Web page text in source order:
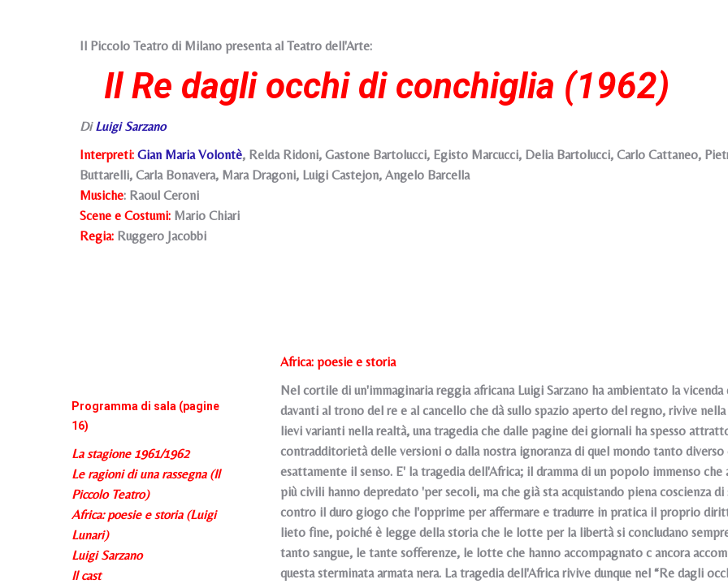
Il Piccolo Teatro di Milano presenta al Teatro dell'Arte:
Il Re dagli occhi di conchiglia (1962)
DiLuigi Sarzano
Interpreti: Gian Maria Volontè, Relda Ridoni, Gastone Bartolucci, Egisto Marcucci, Delia Bartolucci, Carlo Cattaneo,
Buttarelli, Carla Bonavera, Mara Dragoni, Luigi Castejon, Angelo Barcella
Musiche: Raoul Ceroni
Scene e Costumi: Mario Chiari
Regia: Ruggero Jacobbi
Programma di sala (pagine
16)
La stagione 1961/1962
Le ragioni di una rassegna (Il
Piccolo Teatro)
Africa: poesie e storia (Luigi
Lunari)
Luigi Sarzano
Il cast
Africa: poesie e storia
Nel cortile di un'immaginaria reggia africana Luigi Sarzano ha ambientato la
davanti al trono del re e al cancello che dà sullo spazio aperto del regno, rivive
lievi varianti nella realtà, una tragedia che dalle pagine dei giornali ha spesso
contradditorietà delle versioni o dalla nostra ignoranza di quel mondo tanto
esattamente il senso. E' la tragedia dell'Africa; il dramma di un popolo immenso
più civili hanno depredato 'per secoli, ma che già sta acquistando piena
contro il duro giogo che l'opprime per affermare e tradurre in pratica il proprio
lieto fine, poiché è legge della storia che le lotte per la libertà si concludano
tanto sangue, le tante sofferenze, le lotte che hanno accompagnato c ancora
questa sterminata armata nera. La tragedia dell'Africa rivive dunque nel “Re dagli